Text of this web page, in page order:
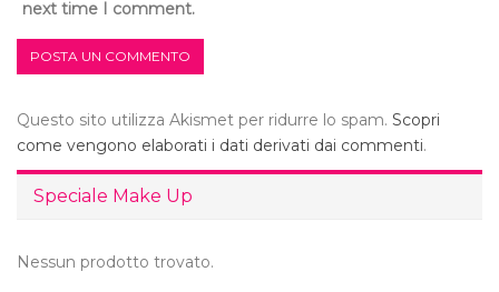
next time I comment.
Questo sito utilizza Akismet per ridurre lo spam. Scopri
come vengono elaborati i dati derivati dai commenti.
Speciale Make Up
Nessun prodotto trovato.